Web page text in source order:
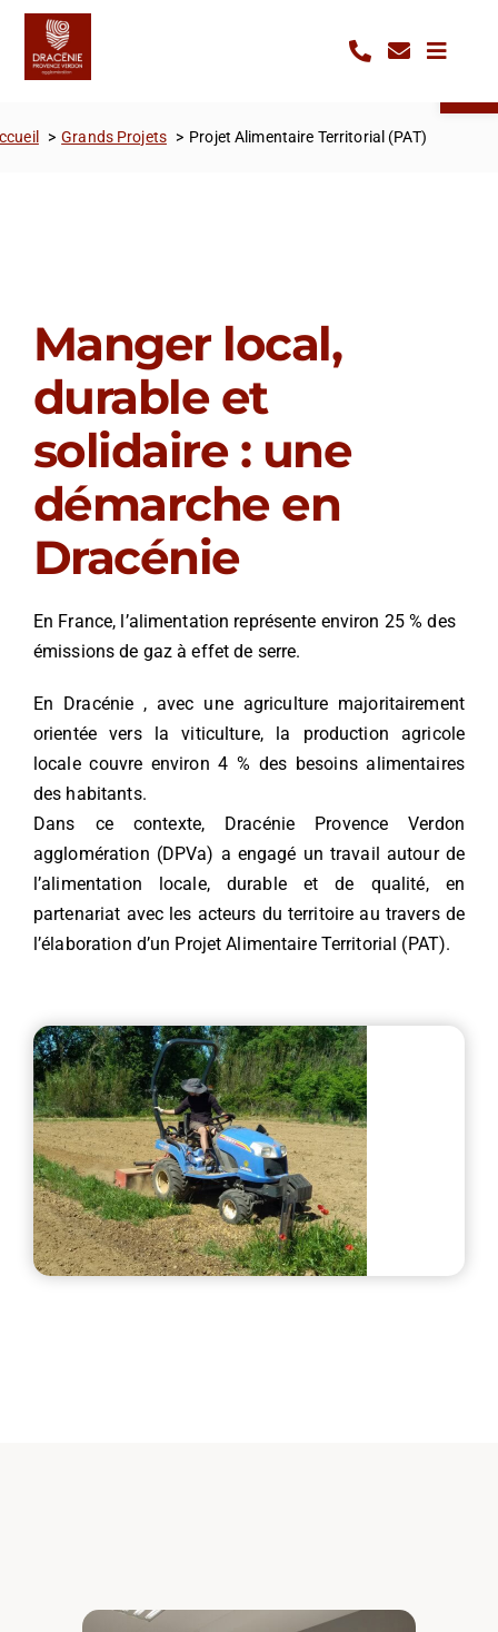
Passer
contenu
Grands Projets Projet Alimentaire Territorial (PAT)
Manger local,
durable et
solidaire : une
démarche en
Dracénie
En France, l’alimentation représente environ 25 % des
émissions de gaz à effet de serre.
En Dracénie , avec une agriculture majoritairement
orientée vers la viticulture, la production agricole
locale couvre environ 4 % des besoins alimentaires
des habitants.
Dans ce contexte, Dracénie Provence Verdon
agglomération (DPVa) a engagé un travail autour de
l’alimentation locale, durable et de qualité, en
partenariat avec les acteurs du territoireau travers de
l’élaboration d’un Projet Alimentaire Territorial (PAT).
Panneau de gestion des cookies